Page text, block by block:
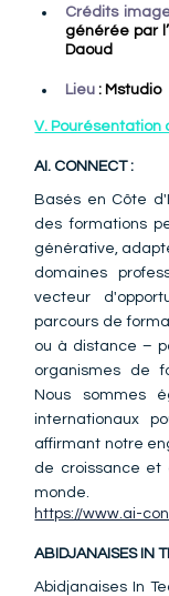
Crédits
générée par
Daoud
Lieu : Mstudio
V.
AI. CONNECT :
Basés en Côte
des formations
générative,
domaines
vecteur
parcours de
ou à distance –
organismes de
Nous sommes
internationaux
affirmant notre
de croissance et
monde.
https://www.ai-
ABIDJANAISES IN
Abidjanaises In